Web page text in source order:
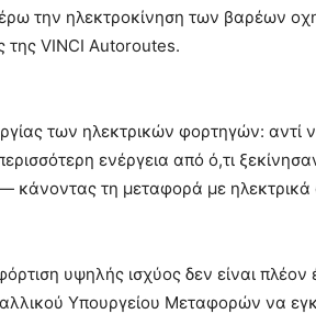
την ηλεκτροκίνηση των βαρέων
της VINCI Autoroutes.
των ηλεκτρικών φορτηγών:
ενέργεια από ό,τι
κάνοντας τη μεταφορά με
υψηλής ισχύος δεν είναι
Υπουργείου Μεταφορών να